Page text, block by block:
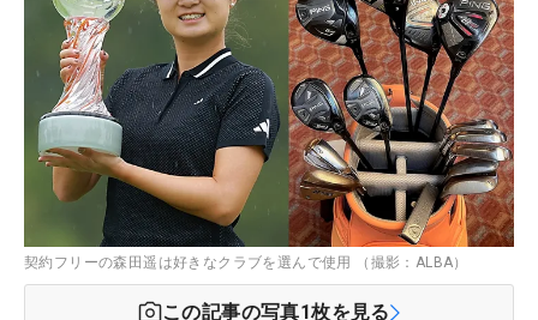
契約フリーの森田遥は好きなクラブを選んで使用 （撮影：ALBA）
この記事の写真1枚を見る